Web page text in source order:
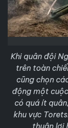
Khi quân đội
trên toàn
cũng chọn
động một cuộc
có quá ít
khu vực
thuận lợi